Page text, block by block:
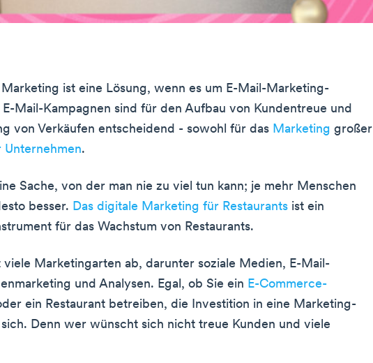
Marketing ist eine Lösung, wenn es um E-Mail-Marketing-
Mail-Kampagnen sind für den Aufbau von Kundentreue und
von Verkäufen entscheidend - sowohl für das Marketing großer
Unternehmen.
Sache, von der man nie zu viel tun kann; je mehr Menschen
besser. Das digitale Marketing für Restaurants ist ein
für das Wachstum von Restaurants.
viele Marketingarten ab, darunter soziale Medien, E-Mail-
und Analysen. Egal, ob Sie ein E-Commerce-
ein Restaurant betreiben, die Investition in eine Marketing-
Denn wer wünscht sich nicht treue Kunden und viele